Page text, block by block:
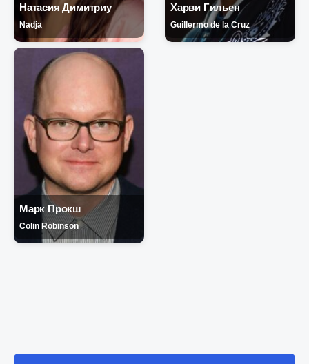
Натасия Димитриу
Nadja
Харви Гильен
Guillermo de la Cruz
Марк Прокш
Colin Robinson